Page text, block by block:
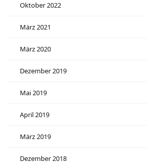
Oktober 2022
März 2021
März 2020
Dezember 2019
Mai 2019
April 2019
März 2019
Dezember 2018